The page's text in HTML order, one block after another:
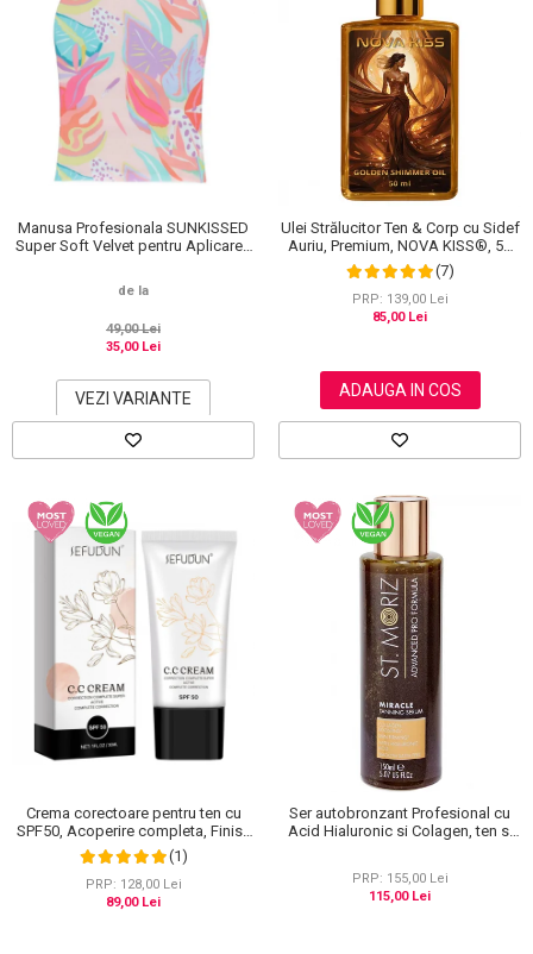
Manusa Profesionala SUNKISSED
Super Soft Velvet pentru Aplicarea
de la
49,00 Lei
35,00 Lei
VEZI VARIANTE
Ulei Strălucitor Ten & Corp cu Sidef
Auriu, Premium, NOVA KISS®, 50
ml
(7)
PRP: 139,00 Lei
85,00 Lei
ADAUGA IN COS
Crema corectoare pentru ten cu
SPF50, Acoperire completa, Finish
mat, Rezistenta, Anti Roseata, CC
Cream Sefudun, 30 ml
(1)
PRP: 128,00 Lei
89,00 Lei
Ser autobronzant Profesional cu
Acid Hialuronic si Colagen, ten si
PRP: 155,00 Lei
115,00 Lei